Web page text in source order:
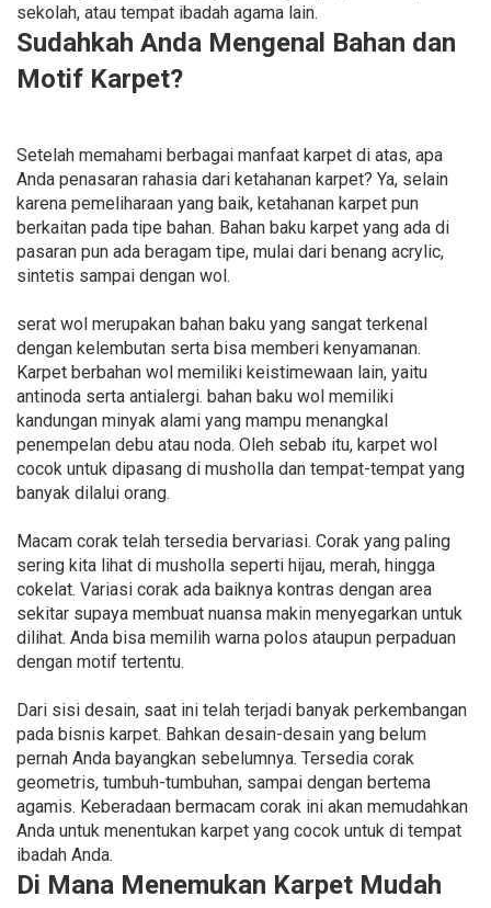
sekolah, atau tempat ibadah agama lain.
Sudahkah Anda Mengenal Bahan dan
Motif Karpet?
Setelah memahami berbagai manfaat karpet di atas, apa
Anda penasaran rahasia dari ketahanan karpet? Ya, selain
karena pemeliharaan yang baik, ketahanan karpet pun
berkaitan pada tipe bahan. Bahan baku karpet yang ada di
pasaran pun ada beragam tipe, mulai dari benang acrylic,
sintetis sampai dengan wol.
serat wol merupakan bahan baku yang sangat terkenal
dengan kelembutan serta bisa memberi kenyamanan.
Karpet berbahan wol memiliki keistimewaan lain, yaitu
antinoda serta antialergi. bahan baku wol memiliki
kandungan minyak alami yang mampu menangkal
penempelan debu atau noda. Oleh sebab itu, karpet wol
cocok untuk dipasang di musholla dan tempat-tempat yang
banyak dilalui orang.
Macam corak telah tersedia bervariasi. Corak yang paling
sering kita lihat di musholla seperti hijau, merah, hingga
cokelat. Variasi corak ada baiknya kontras dengan area
sekitar supaya membuat nuansa makin menyegarkan untuk
dilihat. Anda bisa memilih warna polos ataupun perpaduan
dengan motif tertentu.
Dari sisi desain, saat ini telah terjadi banyak perkembangan
pada bisnis karpet. Bahkan desain-desain yang belum
pernah Anda bayangkan sebelumnya. Tersedia corak
geometris, tumbuh-tumbuhan, sampai dengan bertema
agamis. Keberadaan bermacam corak ini akan memudahkan
Anda untuk menentukan karpet yang cocok untuk di tempat
ibadah Anda.
Di Mana Menemukan Karpet Mudah